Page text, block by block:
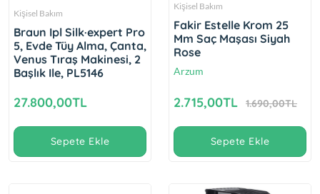
Kişisel Bakım
Braun Ipl Silk·expert Pro
5, Evde Tüy Alma, Çanta,
Venus Tıraş Makinesi, 2
Başlık Ile, PL5146
27.800,00TL
Sepete Ekle
Kişisel Bakım
Fakir Estelle Krom 25
Mm Saç Maşası Siyah
Rose
Arzum
2.715,00TL 1.690,00TL
Sepete Ekle